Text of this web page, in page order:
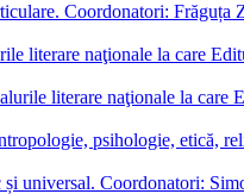
Coordonatori:
literare naţionale la care
literare naţionale la care
psihologie, etică,
și universal. Coordonatori: